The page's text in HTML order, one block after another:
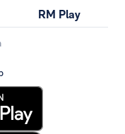
RM Play